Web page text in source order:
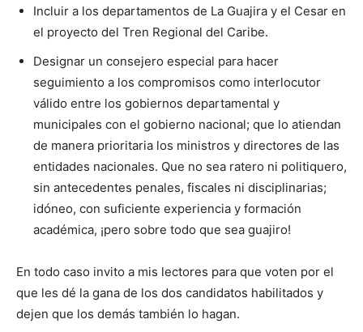
Incluir a los departamentos de La Guajira y el Cesar en
el proyecto del Tren Regional del Caribe.
Designar un consejero especial para hacer
seguimiento a los compromisos como interlocutor
válido entre los gobiernos departamental y
municipales con el gobierno nacional; que lo atiendan
de manera prioritaria los ministros y directores de las
entidades nacionales. Que no sea ratero ni politiquero,
sin antecedentes penales, fiscales ni disciplinarias;
idóneo, con suficiente experiencia y formación
académica, ¡pero sobre todo que sea guajiro!
En todo caso invito a mis lectores para que voten por el
que les dé la gana de los dos candidatos habilitados y
dejen que los demás también lo hagan.